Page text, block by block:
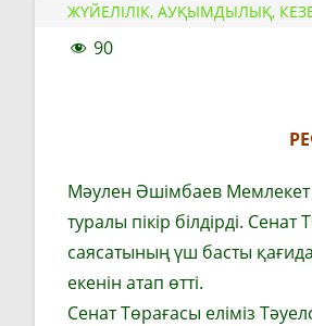
ЖҮЙЕЛІЛІК, АУҚЫМДЫЛЫҚ,
90
Мәулен Әшімбаев
туралы пікір білдірді.
саясатының үш басты
екенін атап өтті.
Сенат Төрағасы еліміз